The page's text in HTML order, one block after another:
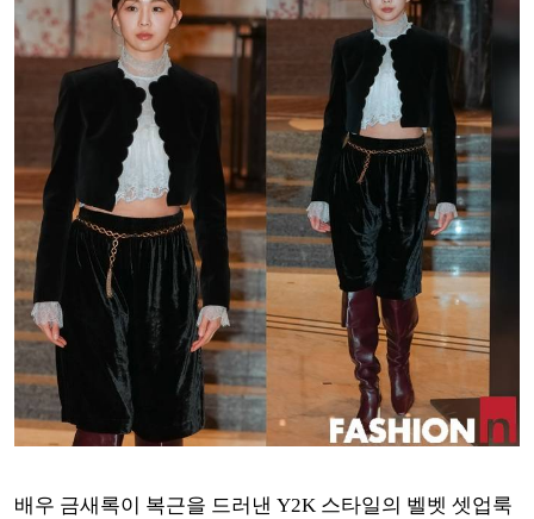
배우 금새록이 복근을 드러낸 Y2K 스타일의 벨벳 셋업룩